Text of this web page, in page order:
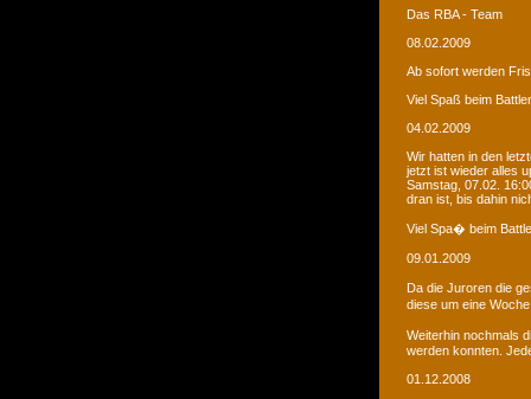
Das RBA - Team
08.02.2009
Ab sofort werden
Viel Spaß beim
04.02.2009
Wir hatten in den
jetzt ist wieder alles
Samstag, 07.02.
dran ist, bis dahin
Viel Spa� beim
09.01.2009
Da die Juroren die
diese um eine
Weiterhin nochmals
werden konnten.
01.12.2008